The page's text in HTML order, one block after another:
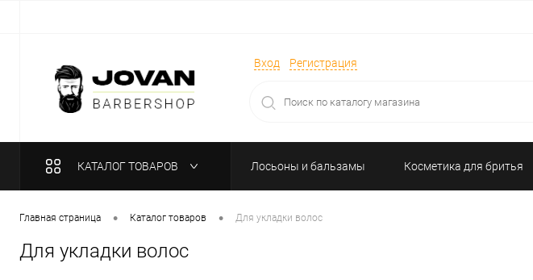
Вход Регистрация
КАТАЛОГ ТОВАРОВ Лосьоны и бальзамы Косметика для бритья
Парфюмерия
Главная страница • Каталог товаров • Для укладки волос
Для укладки волос